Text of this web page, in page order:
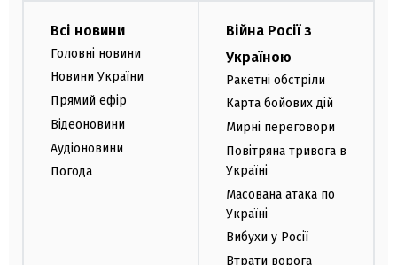
Всі новини
Головні новини
Новини України
Прямий ефір
Відеоновини
Аудіоновини
Погода
Війна Росії з
Україною
Ракетні обстріли
Карта бойових дій
Мирні переговори
Повітряна тривога в
Україні
Масована атака по
Україні
Вибухи у Росії
Втрати ворога